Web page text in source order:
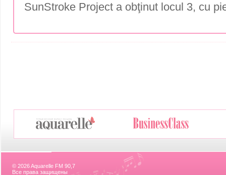
SunStroke Project a obţinut locul 3, cu
© 2026 Aquarelle FM 90,7
Все права защищены